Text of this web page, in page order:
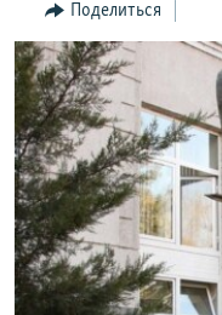
Перейти
поиску
РЕГИОН
НАГОРНЫЙ КАРАБАХ
КУЛЬТУРА
СПОРТ
АРХИВ
Հայերեն
English
Поделиться